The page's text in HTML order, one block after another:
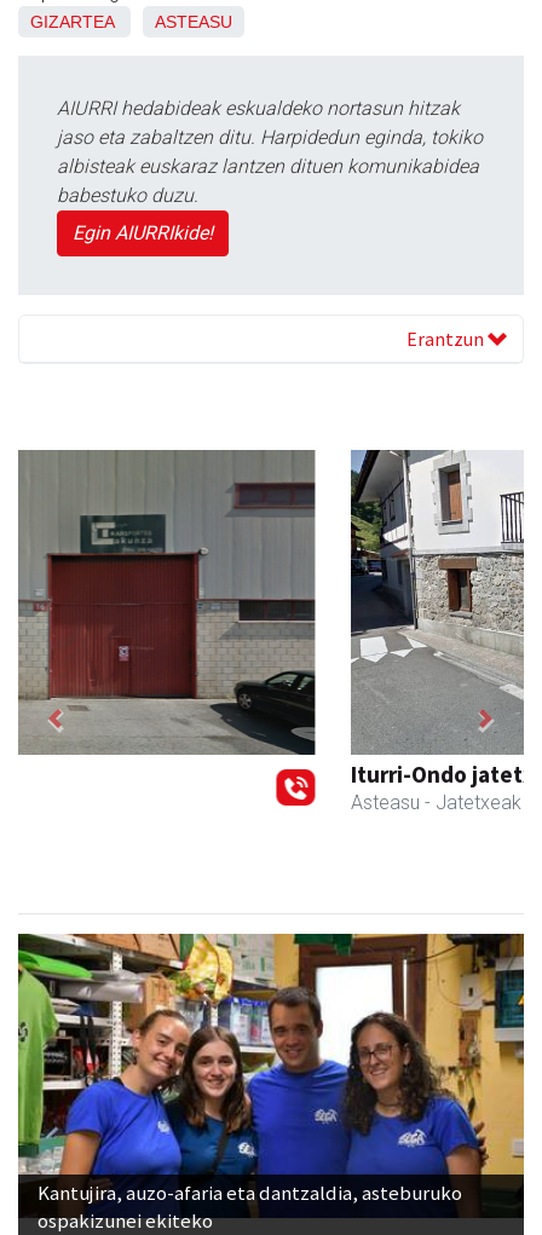
GIZARTEA ASTEASU
AIURRI hedabideak eskualdeko nortasun hitzak
jaso eta zabaltzen ditu. Harpidedun eginda, tokiko
albisteak euskaraz lantzen dituen komunikabidea
babestuko duzu.
Egin AIURRIkide!
Erantzun
Previous Next
Kantujira, auzo-afaria eta dantzaldia, asteburuko
ospakizunei ekiteko